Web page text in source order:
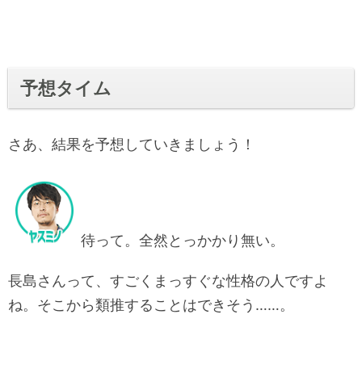
予想タイム
さあ、結果を予想していきましょう！
待って。全然とっかかり無い。
長島さんって、すごくまっすぐな性格の人ですよ
ね。そこから類推することはできそう……。